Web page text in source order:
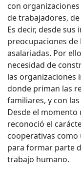
con
de trabajadores,
Es decir, desde
preocupaciones de
asalariadas. Por
necesidad de
las organizaciones
donde priman las
familiares, y con
Desde el momento
reconoció el
cooperativas
para formar parte
trabajo humano.